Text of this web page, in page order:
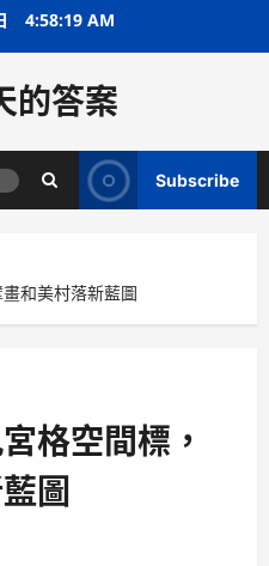
4:58:19 AM
的答案
Subscribe
和美村落新藍圖
格空間標，
圖